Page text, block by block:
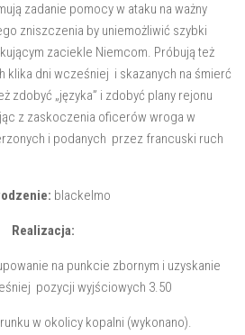
zadanie pomocy w ataku na ważny
zniszczenia by uniemożliwić szybki
zaciekle Niemcom. Próbują też
klika dni wcześniej i skazanych na śmierć
zdobyć „języka” i zdobyć plany rejonu
z zaskoczenia oficerów wroga w
i podanych przez francuski ruch
blackelmo
Realizacja:
na punkcie zbornym i uzyskanie
pozycji wyjściowych 3.50
w okolicy kopalni (wykonano).